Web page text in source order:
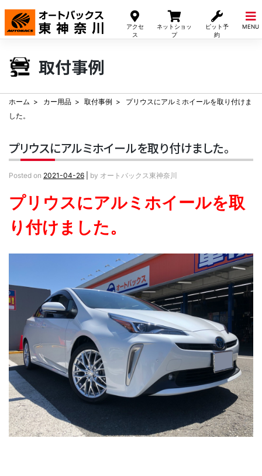
アクセ
ス
ネットショッ
プ
ピット予
約
MENU
Skip
content
取付事例
ホーム カー用品 取付事例
プリウスにアルミホイールを取り付けま
した。
プリウスにアルミホイールを取り付けました。
Posted on 2021-04-26 by オートバックス東神奈川
プリウスにアルミホイールを取
り付けました。